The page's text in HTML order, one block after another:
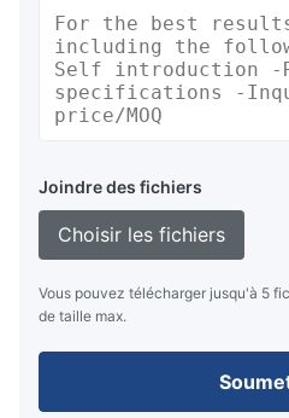
Joindre des fichiers
Choisir les fichiers
Vous pouvez télécharger jusqu'à 5
de taille max.